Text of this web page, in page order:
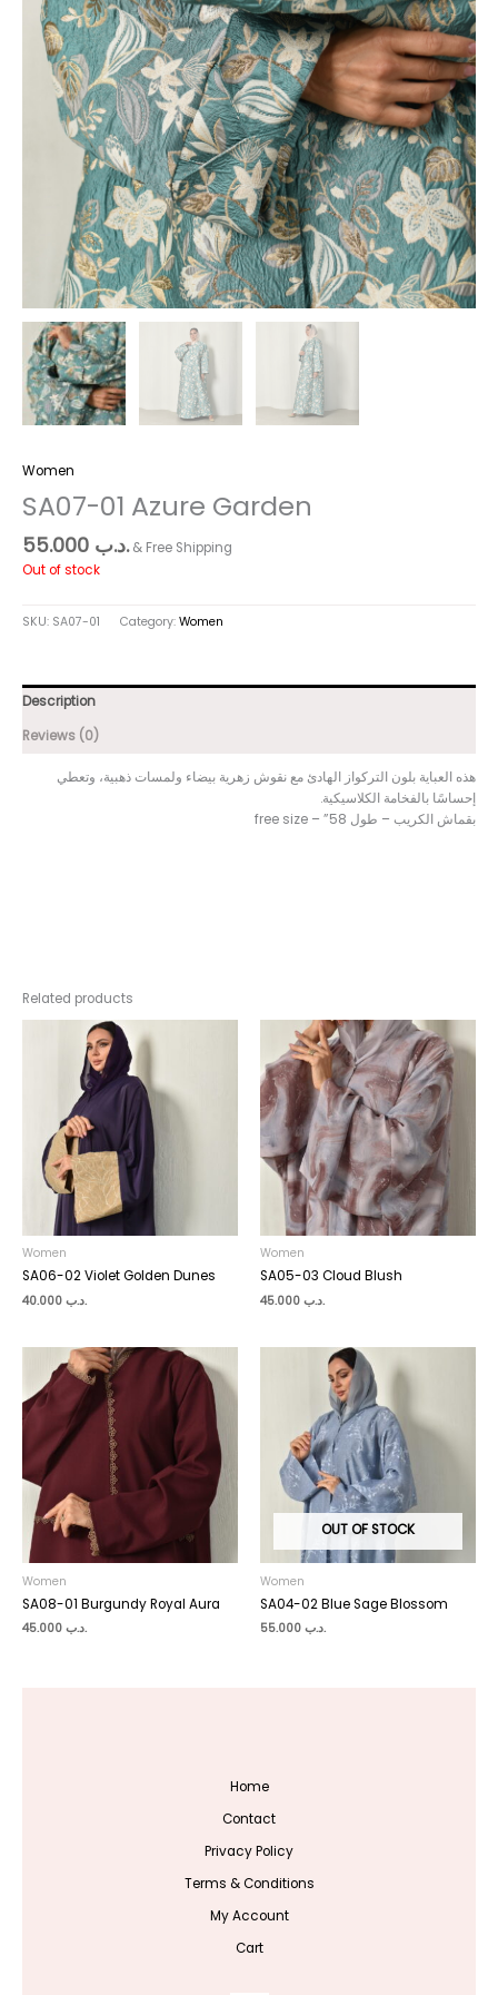
Women
SA07-01 Azure Garden
.د.ب & Free Shipping
Out of stock
SKU: SA07-01 Category: Women
Description
Reviews (0)
هذه العباية بلون التركواز الهادئ مع نقوش زهرية بيضاء ولمسات ذهبية، وتعطي
إحساسًا بالفخامة الكلاسيكية.
بقماش الكريب – طول 58” – free size
Related products
Women
SA06-02 Violet Golden Dunes
.د.ب
Women
SA05-03 Cloud Blush
.د.ب
Women
SA08-01 Burgundy Royal Aura
.د.ب
OUT OF STOCK
Women
SA04-02 Blue Sage Blossom
.د.ب
Home
Contact
Privacy Policy
Terms & Conditions
My Account
Cart